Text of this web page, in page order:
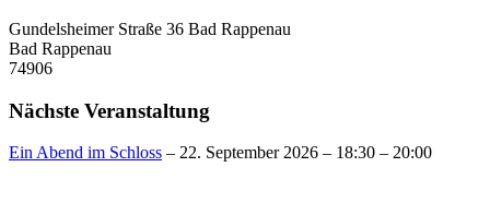
Gundelsheimer Straße 36 Bad Rappenau
Bad Rappenau
74906
Nächste Veranstaltung
Ein Abend im Schloss – 22. September 2026 – 18:30 – 20:00